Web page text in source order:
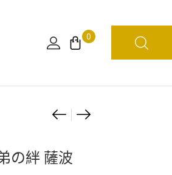
0
Product
[海
限
定]
[日
の絆 薩波